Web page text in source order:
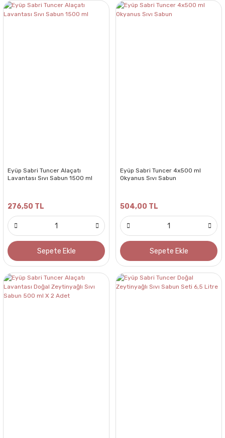
Eyüp Sabri Tuncer Alaçatı
Lavantası Sıvı Sabun 1500 ml
276,50 TL
Sepete Ekle
Eyüp Sabri Tuncer 4x500 ml
Okyanus Sıvı Sabun
504,00 TL
Sepete Ekle